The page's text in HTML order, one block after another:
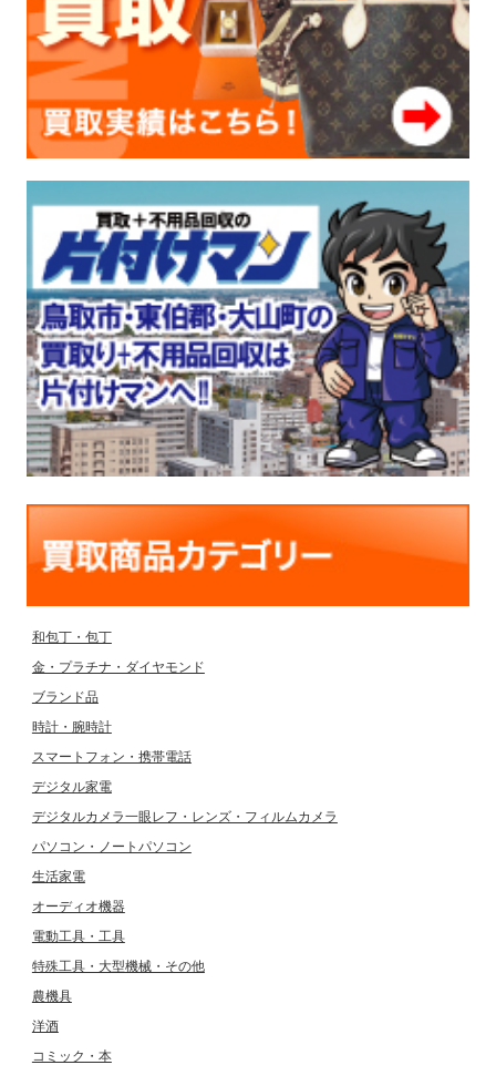
和包丁・包丁
金・プラチナ・ダイヤモンド
ブランド品
時計・腕時計
スマートフォン・携帯電話
デジタル家電
デジタルカメラ一眼レフ・レンズ・フィルムカメラ
パソコン・ノートパソコン
生活家電
オーディオ機器
電動工具・工具
特殊工具・大型機械・その他
農機具
洋酒
コミック・本